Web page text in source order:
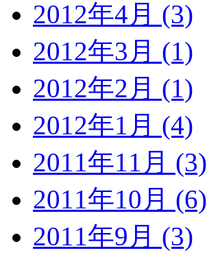
2012年4月 (3)
2012年3月 (1)
2012年2月 (1)
2012年1月 (4)
2011年11月 (3)
2011年10月 (6)
2011年9月 (3)